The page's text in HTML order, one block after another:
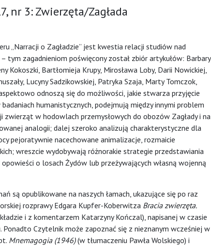
nr 3: Zwierzęta/Zagłada
„Narracji o Zagładzie” jest kwestia relacji studiów nad
tym zagadnieniom poświęcony został zbiór artykułów: Barbary
Kokoszki, Bartłomieja Krupy, Mirosława Loby, Darii Nowickiej,
Lucyny Sadzikowskiej, Patryka Szaja, Marty Tomczok,
odnoszą się do możliwości, jakie stwarza przyjęcie
humanistycznych, podejmują między innymi problem
w hodowlach przemysłowych do obozów Zagłady i na
analogii; dalej szeroko analizują charakterystyczne dla
pejoratywnie nacechowane animalizacje, rozmaicie
wreszcie wydobywają różnorakie strategie przedstawiania
o losach Żydów lub przeżywających własną wojenną
są opublikowane na naszych łamach, ukazujące się po raz
rozprawy Edgara Kupfer-Koberwitza Bracia zwierzęta.
i z komentarzem Katarzyny Kończal), napisanej w czasie
Czytelnik może zapoznać się z nieznanym wcześniej w
Mnemagogia (1946)(w tłumaczeniu Pawła Wolskiego) i